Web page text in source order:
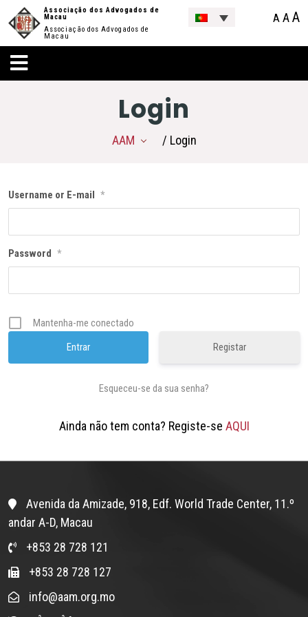
Associação dos Advogados de
Macau
Associação dos Advogados de
Macau
A AA
Login
AAM / Login
Username or E-mail *
Password *
Mantenha-me conectado
Registar
Esqueceu-se da sua senha?
Ainda não tem conta? Registe-se AQUI
Avenida da Amizade, 918, Edf. World Trade Center, 11.º
andar A-D, Macau
+853 28 728 121
+853 28 728 127
info@aam.org.mo